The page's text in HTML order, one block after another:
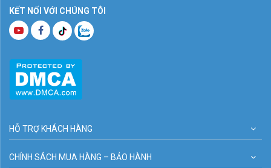
KẾT NỐI VỚI CHÚNG TÔI
HỖ TRỢ KHÁCH HÀNG
CHÍNH SÁCH MUA HÀNG – BẢO HÀNH